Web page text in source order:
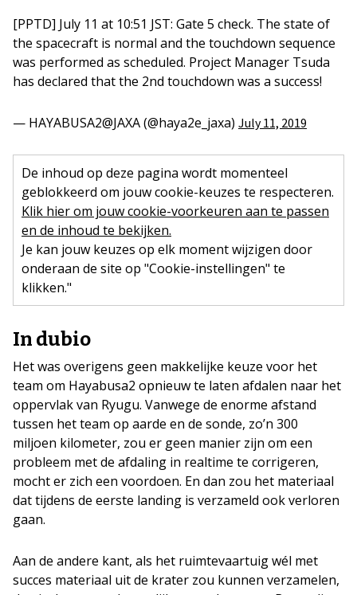
[PPTD] July 11 at 10:51 JST: Gate 5 check. The state of
the spacecraft is normal and the touchdown sequence
was performed as scheduled. Project Manager Tsuda
has declared that the 2nd touchdown was a success!
— HAYABUSA2@JAXA (@haya2e_jaxa) July 11, 2019
De inhoud op deze pagina wordt momenteel
geblokkeerd om jouw cookie-keuzes te respecteren.
Klik hier om jouw cookie-voorkeuren aan te passen
en de inhoud te bekijken.
Je kan jouw keuzes op elk moment wijzigen door
onderaan de site op "Cookie-instellingen" te
klikken."
In dubio
Het was overigens geen makkelijke keuze voor het
team om Hayabusa2 opnieuw te laten afdalen naar het
oppervlak van Ryugu. Vanwege de enorme afstand
tussen het team op aarde en de sonde, zo’n 300
miljoen kilometer, zou er geen manier zijn om een
probleem met de afdaling in realtime te corrigeren,
mocht er zich een voordoen. En dan zou het materiaal
dat tijdens de eerste landing is verzameld ook verloren
gaan.
Aan de andere kant, als het ruimtevaartuig wél met
succes materiaal uit de krater zou kunnen verzamelen,